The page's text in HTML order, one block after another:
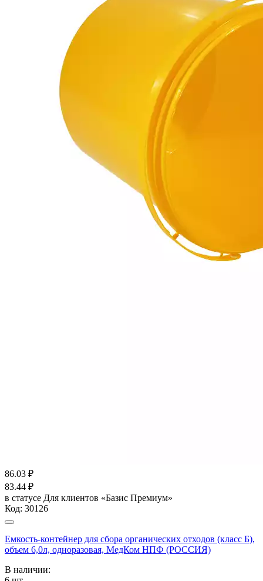
86.03 ₽
83.44 ₽
в статусе Для клиентов «Базис Премиум»
Код: 30126
Емкость-контейнер для сбора органических отходов (класс Б),
объем 6,0л, одноразовая, МедКом НПФ (РОССИЯ)
В наличии: